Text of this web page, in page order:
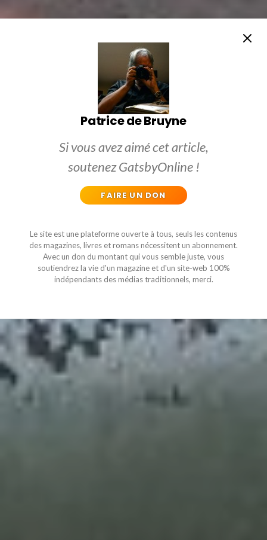
Patrice de Bruyne
Si vous avez aimé cet article,
soutenez GatsbyOnline !
FAIRE UN DON
Le site est une plateforme ouverte à tous, seuls les contenus
des magazines, livres et romans nécessitent un abonnement.
Avec un don du montant qui vous semble juste, vous
soutiendrez la vie d'un magazine et d'un site-web 100%
indépendants des médias traditionnels, merci.